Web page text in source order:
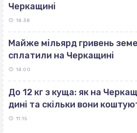
Черкащині
18:38
Майже мільярд гривень
сплатили на Черкащині
14:00
До 12 кг з куща: як на
дині та скільки вони
11:15